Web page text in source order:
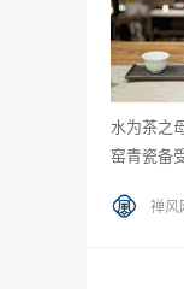
水为茶之
窑青瓷备
禅风